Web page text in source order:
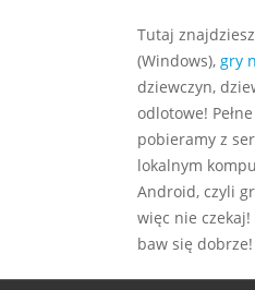
Tutaj
(Windows), gry
dziewczyn,
odlotowe!
pobieramy z
lokalnym
Android, czyli
więc nie
baw się dobrze!